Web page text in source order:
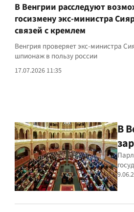
В Венгрии расследуют
госизмену экс-министра
связей с кремлем
Венгрия проверяет экс-министра
шпионаж в пользу россии
17.07.2026 11:35
В